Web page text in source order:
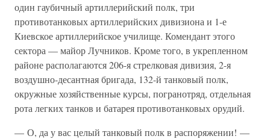
один гаубичный артиллерийский полк, три
противотанковых артиллерийских дивизиона и 1-е
Киевское артиллерийское училище. Комендант этого
сектора — майор Лучников. Кроме того, в укрепленном
районе располагаются 206-я стрелковая дивизия, 2-я
воздушно-десантная бригада, 132-й танковый полк,
окружные хозяйственные курсы, погранотряд, отдельная
рота легких танков и батарея противотанковых орудий.
— О, да у вас целый танковый полк в распоряжении! —